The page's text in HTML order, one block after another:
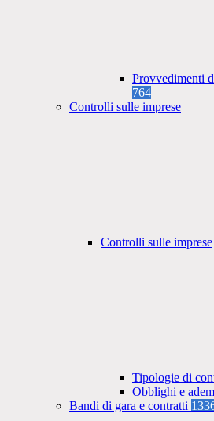
Provvedimenti
764
Controlli sulle imprese
Controlli sulle imprese
Tipologie di
Obblighi e
Bandi di gara e contratti